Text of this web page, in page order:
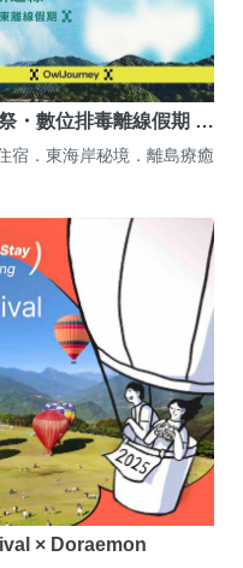
・數位排毒離線假期 …
．東海岸秘境．離島療癒
× Doraemon